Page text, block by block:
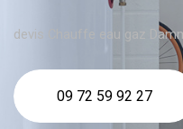
devis Chauffe eau gaz
09 72 59 92 27